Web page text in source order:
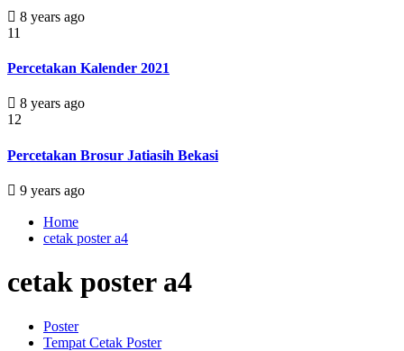
8 years ago
11
Percetakan Kalender 2021
8 years ago
12
Percetakan Brosur Jatiasih Bekasi
9 years ago
Home
cetak poster a4
cetak poster a4
Poster
Tempat Cetak Poster